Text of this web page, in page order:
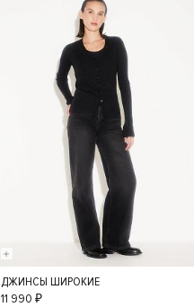
36
ДЖИНСЫ ШИРОКИЕ
11 990 ₽